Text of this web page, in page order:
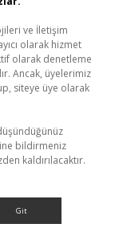
ve İletişim
olarak hizmet
olarak denetleme
Ancak, üyelerimiz
siteye üye olarak
bildirmeniz
kaldırılacaktır.